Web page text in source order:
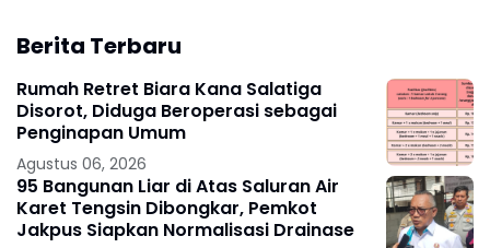
Berita Terbaru
Rumah Retret Biara Kana Salatiga
Disorot, Diduga Beroperasi sebagai
Penginapan Umum
Agustus 06, 2026
95 Bangunan Liar di Atas Saluran Air
Karet Tengsin Dibongkar, Pemkot
Jakpus Siapkan Normalisasi Drainase